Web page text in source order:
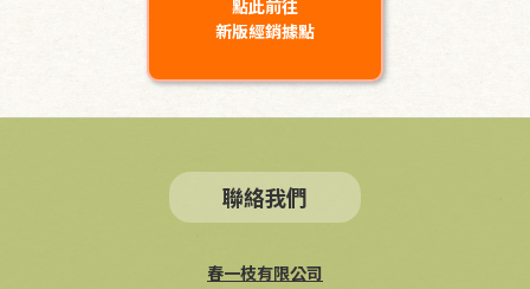
點此前往
新版經銷據點
聯絡我們
春一枝有限公司